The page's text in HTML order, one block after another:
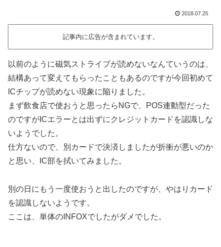
2018.07.25
記事内に広告が含まれています。
以前のように磁気ストライプが読めないなんていうのは、
結構あって変えてもらったこともあるのですが今回初めて
ICチップが読めない現象に陥りました。
まず飲食店で使おうと思ったらNGで、POS連動型だった
のですがICエラーとは出ずにクレジットカードを認識しな
いようでした。
仕方ないので、別カードで決済しましたが折衝が悪いのか
と思い、IC部を拭いてみました。
別の日にもう一度使おうと出したのですが、やはりカード
を認識しないようです。
ここは、単体のINFOXでしたがダメでした。